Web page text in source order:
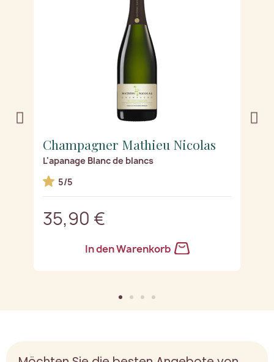
Champagner Mathieu Nicolas
L'apanage Blanc de blancs
5/5
35,90 €
In den Warenkorb